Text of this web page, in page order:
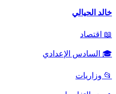
خالد الحيالي
📖 اقتصاد
🎓 السادس الإعدادي
📂 وزاريات